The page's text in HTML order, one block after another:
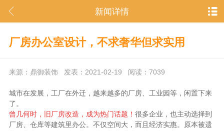
新闻详情
厂房办公室设计，不求奢华但求实用
来源：鼎御装饰 发表：2021-02-19 阅读：7039
城市在发展，工厂在外迁，越来越多的厂房、工业园等，闲置下来
了。
曾几何时，旧厂房改造，成为热门话题！ 很多企业，也主动选择到
厂房、仓库等建筑里办公。不仅空间大，而且经济实惠。原本被遗